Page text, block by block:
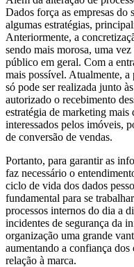
Dados força as empresas
algumas estratégias,
Anteriormente, a
sendo mais morosa, uma
público em geral. Com a
mais possível. Atualmente, a
só pode ser realizada junto
autorizado o recebimento
estratégia de marketing
interessados pelos imóveis,
de conversão de vendas.
Portanto, para garantir as
faz necessário o
ciclo de vida dos dados
fundamental para se
processos internos do dia a
incidentes de segurança da
organização uma grande
aumentando a confiança
relação à marca.